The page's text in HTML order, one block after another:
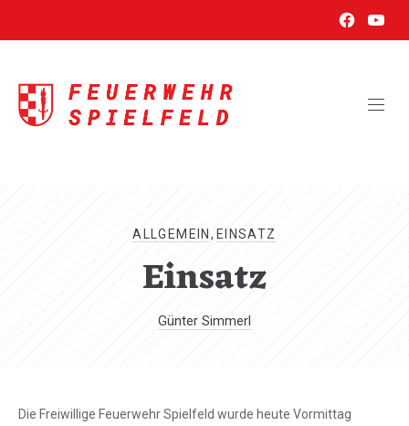
New New
ALLGEMEIN , EINSATZ
Einsatz
Günter Simmerl
Die Freiwillige Feuerwehr Spielfeld wurde heute Vormittag